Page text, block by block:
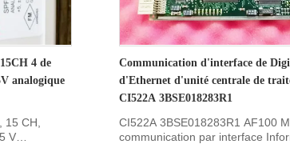
4 de
analogique
CH,
V
Communication d'interface de
d'Ethernet d'unité centrale de
CI522A 3BSE018283R1
CI522A 3BSE018283R1 AF100
communication par interface